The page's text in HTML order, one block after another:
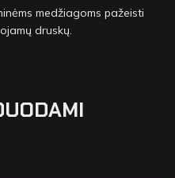
medžiagoms pažeisti
druskų.